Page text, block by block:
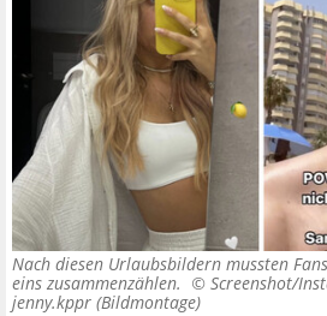
Nach diesen Urlaubsbildern mussten
eins zusammenzählen. © Screenshot/
jenny.kppr (Bildmontage)